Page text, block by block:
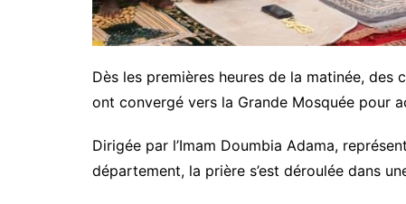
Dès les premières heures de la matinée,
ont convergé vers la Grande Mosquée pour
Dirigée par l’Imam Doumbia Adama,
département, la prière s’est déroulée dans